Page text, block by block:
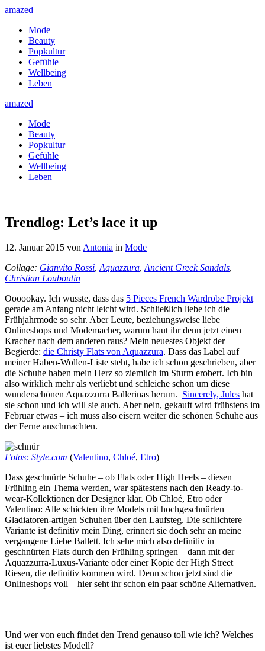
amazed
Mode
Beauty
Popkultur
Gefühle
Wellbeing
Leben
amazed
Mode
Beauty
Popkultur
Gefühle
Wellbeing
Leben
Trendlog: Let’s lace it up
12. Januar 2015 von Antonia in Mode
Collage: Gianvito Rossi Aquazzura Ancient Greek Sandals
Christian Louboutin
Oooookay. Ich wusste, dass das 5 Pieces French Wardrobe Projekt
gerade am Anfang nicht leicht wird. Schließlich liebe ich die
Frühjahrmode so sehr. Aber Leute, beziehungsweise liebe
Onlineshops und Modemacher, warum haut ihr denn jetzt einen
Kracher nach dem anderen raus? Mein neuestes Objekt der
Begierde: die Christy Flats von Aquazzura. Dass das Label auf
meiner Haben-Wollen-Liste steht, habe ich schon geschrieben, aber
die Schuhe haben mein Herz so ziemlich im Sturm erobert. Ich bin
also wirklich mehr als verliebt und schleiche schon um diese
wunderschönen Aquazzurra Ballerinas herum. Sincerely, Jules hat
sie schon und ich will sie auch. Aber nein, gekauft wird frühstens im
Februar etwas – ich muss also eisern weiter die schönen Schuhe aus
der Ferne anschmachten.
Fotos: Style.com (Valentino, Chloé, Etro)
Dass geschnürte Schuhe – ob Flats oder High Heels – diesen
Frühling ein Thema werden, war spätestens nach den Ready-to-
wear-Kollektionen der Designer klar. Ob Chloé, Etro oder
Valentino: Alle schickten ihre Models mit hochgeschnürten
Gladiatoren-artigen Schuhen über den Laufsteg. Die schlichtere
Variante ist definitiv mein Ding, erinnert sie doch sehr an meine
vergangene Liebe Ballett. Ich sehe mich also definitiv in
geschnürten Flats durch den Frühling springen – dann mit der
Aquazzurra-Luxus-Variante oder einer Kopie der High Street
Riesen, die definitiv kommen wird. Denn schon jetzt sind die
Onlineshops voll – hier seht ihr schon ein paar schöne Alternativen.
Und wer von euch findet den Trend genauso toll wie ich? Welches
ist euer liebstes Modell?